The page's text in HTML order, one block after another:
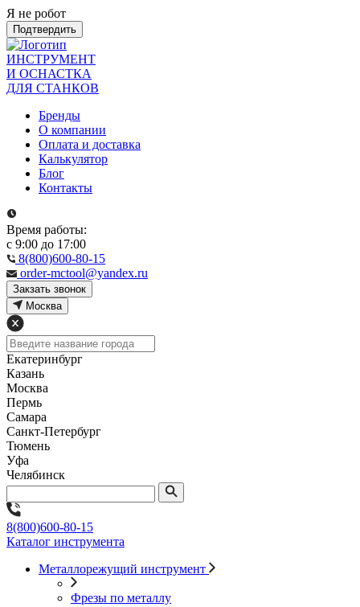
Я не робот
Подтвердить
ИНСТРУМЕНТ
И ОСНАСТКА
ДЛЯ СТАНКОВ
Бренды
О компании
Оплата и доставка
Калькулятор
Блог
Контакты
Время работы:
с 9:00 до 17:00
8(800)600-80-15
order-mctool@yandex.ru
Закзать звонок
Москва
Екатеринбург
Казань
Москва
Пермь
Самара
Санкт-Петербург
Тюмень
Уфа
Челябинск
8(800)600-80-15
Каталог инструмента
Металлорежущий инструмент
Фрезы по металлу